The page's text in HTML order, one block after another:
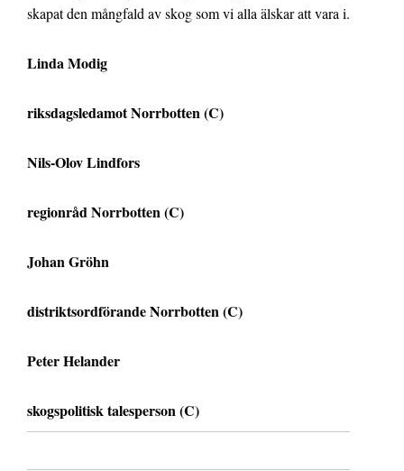
skapat den mångfald av skog som vi alla älskar att vara i.
Linda Modig
riksdagsledamot Norrbotten (C)
Nils-Olov Lindfors
regionråd Norrbotten (C)
Johan Gröhn
distriktsordförande Norrbotten (C)
Peter Helander
skogspolitisk talesperson (C)